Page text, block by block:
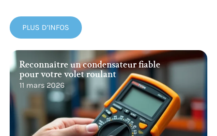
Reconnaître un condensateur fiable
pour votre volet roulant
11 mars 2026
PLUS D’INFOS